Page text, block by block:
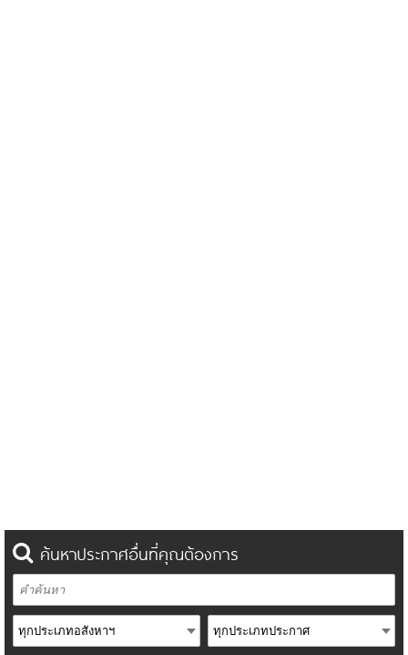
ค้นหาประกาศอื่นที่คุณต้องการ